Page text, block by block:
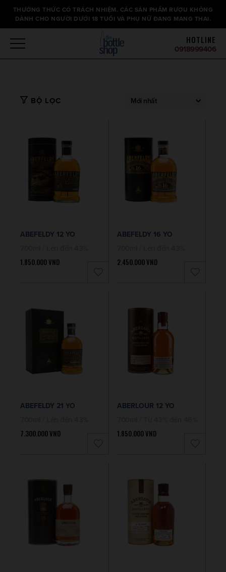
THƯỞNG THỨC CÓ TRÁCH NHIỆM. CÁC SẢN PHẨM RƯỢU KHÔNG
DÀNH CHO NGƯỜI DƯỚI 18 TUỔI VÀ PHỤ NỮ ĐANG MANG THAI.
HOTLINE
0918999406
BỘ LỌC Mới nhất
ABEFELDY 12 YO
1.850.000VND
ABEFELDY 16 YO
2.450.000VND
ABEFELDY 21 YO
7.300.000VND
ABERLOUR 12 YO
1.850.000VND